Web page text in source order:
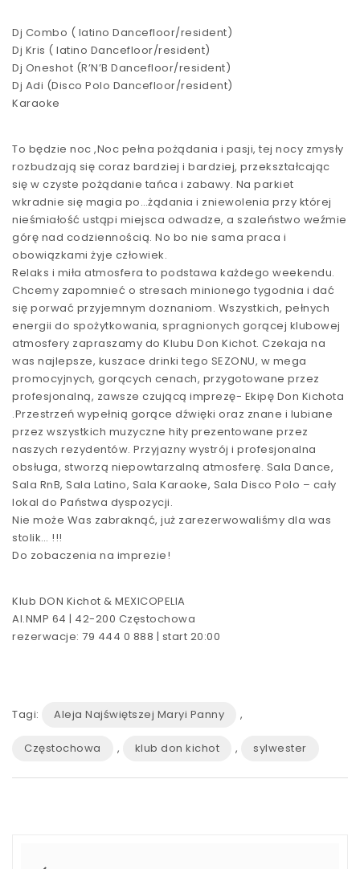
Dj Combo ( latino Dancefloor/resident)
Dj Kris ( latino Dancefloor/resident)
Dj Oneshot (R’N’B Dancefloor/resident)
Dj Adi (Disco Polo Dancefloor/resident)
Karaoke
To będzie noc ,Noc pełna pożądania i pasji, tej nocy zmysły
rozbudzają się coraz bardziej i bardziej, przekształcając
się w czyste pożądanie tańca i zabawy. Na parkiet
wkradnie się magia po…żądania i zniewolenia przy której
nieśmiałość ustąpi miejsca odwadze, a szaleństwo weźmie
górę nad codziennością. No bo nie sama praca i
obowiązkami żyje człowiek.
Relaks i miła atmosfera to podstawa każdego weekendu.
Chcemy zapomnieć o stresach minionego tygodnia i dać
się porwać przyjemnym doznaniom. Wszystkich, pełnych
energii do spożytkowania, spragnionych gorącej klubowej
atmosfery zapraszamy do Klubu Don Kichot. Czekaja na
was najlepsze, kuszace drinki tego SEZONU, w mega
promocyjnych, gorących cenach, przygotowane przez
profesjonalną, zawsze czującą imprezę- Ekipę Don Kichota
.Przestrzeń wypełnią gorące dźwięki oraz znane i lubiane
przez wszystkich muzyczne hity prezentowane przez
naszych rezydentów. Przyjazny wystrój i profesjonalna
obsługa, stworzą niepowtarzalną atmosferę. Sala Dance,
Sala RnB, Sala Latino, Sala Karaoke, Sala Disco Polo – cały
lokal do Państwa dyspozycji.
Nie może Was zabraknąć, już zarezerwowaliśmy dla was
stolik… !!!
Do zobaczenia na imprezie!
Klub DON Kichot & MEXICOPELIA
Al.NMP 64 | 42-200 Częstochowa
rezerwacje: 79 444 0 888 | start 20:00
Tagi: Aleja Najświętszej Maryi Panny ,
Częstochowa , klub don kichot , sylwester